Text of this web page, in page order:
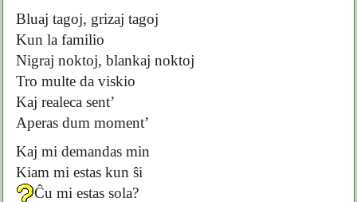
Bluaj tagoj, grizaj tagoj
Kun la familio
Nigraj noktoj, blankaj noktoj
Tro multe da viskio
Kaj realeca sent’
Aperas dum moment’
Kaj mi demandas min
Kiam mi estas kun ŝi
Ĉu mi estas sola?